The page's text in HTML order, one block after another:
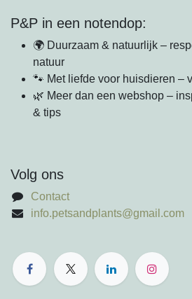
P&P in een notendop:
🌍 Duurzaam & natuurlijk –
natuur
🐾 Met liefde voor huisdieren –
🌿 Meer dan een webshop –
& tips
Volg ons
Contact
info.petsandplants@gmail.com